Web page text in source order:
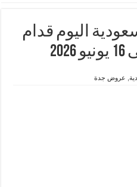
اليوم قدام
, عروض جدة